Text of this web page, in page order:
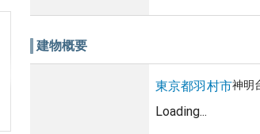
建物概要
東京都羽村市神明
Loading...